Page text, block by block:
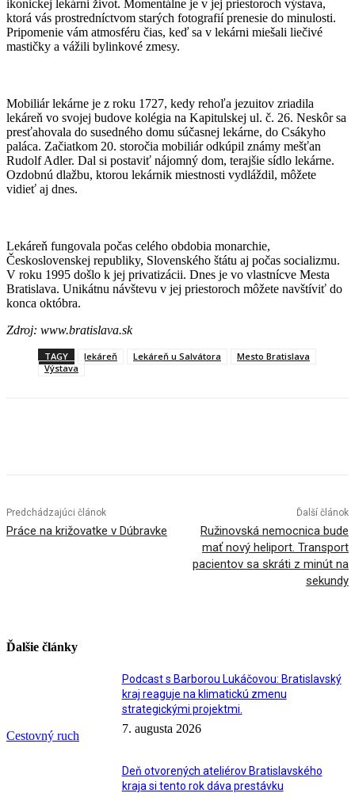
ikonickej lekárni život. Momentálne je v jej priestoroch výstava,
ktorá vás prostredníctvom starých fotografií prenesie do minulosti.
Pripomenie vám atmosféru čias, keď sa v lekárni miešali liečivé
mastičky a vážili bylinkové zmesy.
Mobiliár lekárne je z roku 1727, kedy rehoľa jezuitov zriadila
lekáreň vo svojej budove kolégia na Kapitulskej ul. č. 26. Neskôr sa
presťahovala do susedného domu súčasnej lekárne, do Csákyho
paláca. Začiatkom 20. storočia mobiliár odkúpil známy mešťan
Rudolf Adler. Dal si postaviť nájomný dom, terajšie sídlo lekárne.
Ozdobnú dlažbu, ktorou lekárnik miestnosti vydláždil, môžete
vidieť aj dnes.
Lekáreň fungovala počas celého obdobia monarchie,
Československej republiky, Slovenského štátu aj počas socializmu.
V roku 1995 došlo k jej privatizácii. Dnes je vo vlastnícve Mesta
Bratislava. Unikátnu návštevu v jej priestoroch môžete navštíviť do
konca októbra.
Zdroj: www.bratislava.sk
TAGY lekáreň Lekáreň u Salvátora
Mesto Bratislava
Výstava
Predchádzajúci článok
Práce na križovatke v Dúbravke
Ďalší článok
Ružinovská nemocnica bude
mať nový heliport. Transport
pacientov sa skráti z minút na
sekundy
Ďalšie články
Cestovný ruch
Podcast s Barborou Lukáčovou: Bratislavský
kraj reaguje na klimatickú zmenu
strategickými projektmi.
7. augusta 2026
Deň otvorených ateliérov Bratislavského
kraja si tento rok dáva prestávku